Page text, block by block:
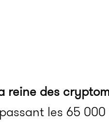
reine des
les 65